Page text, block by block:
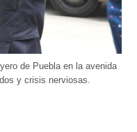
de Puebla en la avenida
y crisis nerviosas.